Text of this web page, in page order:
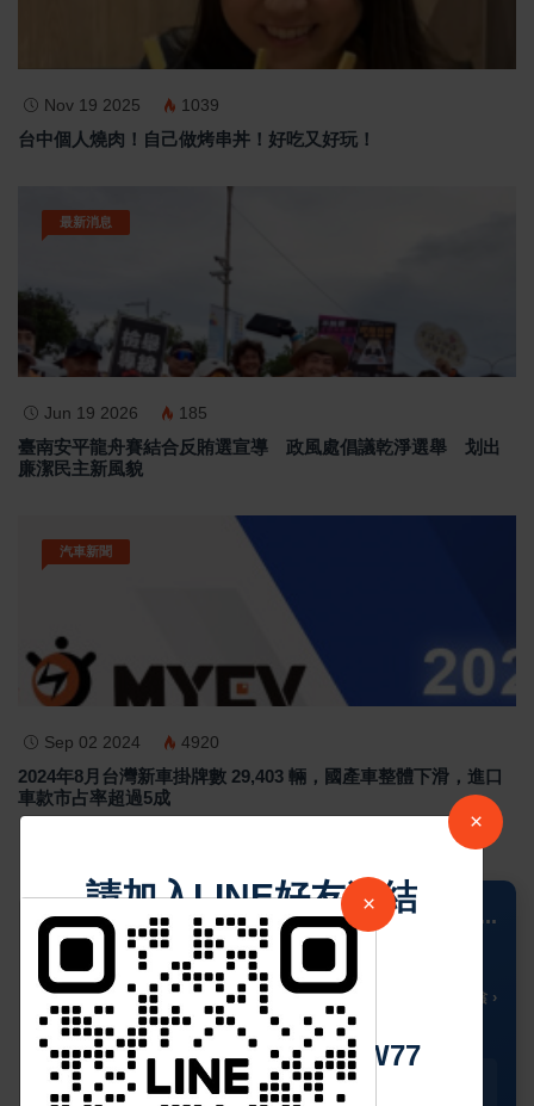
Nov 19 2025 1039
台中個人燒肉！自己做烤串丼！好吃又好玩！
最新消息
Jun 19 2026 185
臺南安平龍舟賽結合反賄選宣導 政風處倡議乾淨選舉 划出
廉潔民主新風貌
汽車新聞
Sep 02 2024 4920
2024年8月台灣新車掛牌數 29,403 輛，國產車整體下滑，進口
車款市占率超過5成
📍 Columbus ...
🌥️25°C 🌡️ 陰 ›
今天 星期二 星期三 星期四
×
請加入LINE好友連結
中 華 超 傳 媒
Https://reurl.cc/adqW77
×